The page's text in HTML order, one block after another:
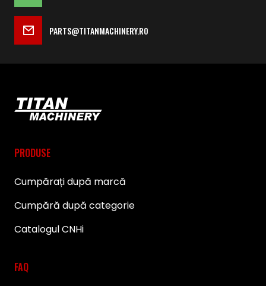
PARTS@TITANMACHINERY.RO
PRODUSE
Cumpărați după marcă
Cumpără după categorie
Catalogul CNHi
FAQ